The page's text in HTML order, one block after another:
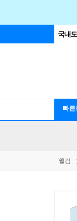
국내
빠른
웰컴